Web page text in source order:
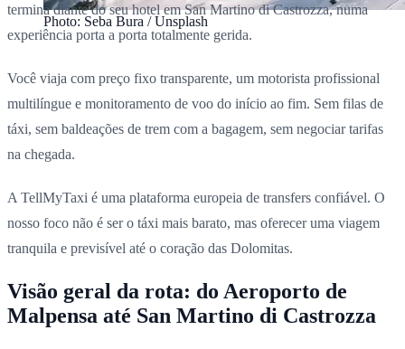
Photo: Seba Bura / Unsplash
termina diante do seu hotel em San Martino di Castrozza, numa
experiência porta a porta totalmente gerida.
Você viaja com preço fixo transparente, um motorista profissional
multilíngue e monitoramento de voo do início ao fim. Sem filas de
táxi, sem baldeações de trem com a bagagem, sem negociar tarifas
na chegada.
A TellMyTaxi é uma plataforma europeia de transfers confiável. O
nosso foco não é ser o táxi mais barato, mas oferecer uma viagem
tranquila e previsível até o coração das Dolomitas.
Visão geral da rota: do Aeroporto de
Malpensa até San Martino di Castrozza